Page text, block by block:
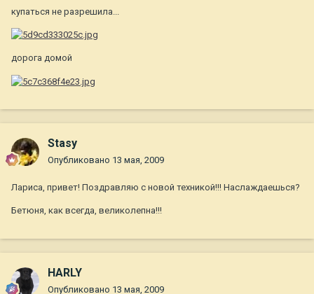
купаться не разрешила...
дорога домой
Stasy
Опубликовано 13 мая, 2009
Лариса, привет! Поздравляю с новой техникой!!! Наслаждаешься?
Бетюня, как всегда, великолепна!!!
HARLY
Опубликовано 13 мая, 2009